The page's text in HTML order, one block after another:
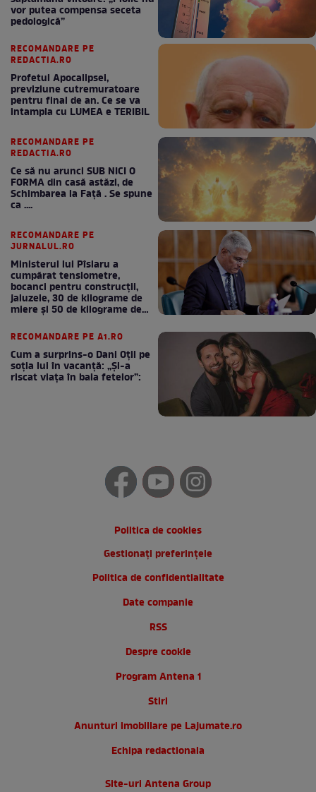
vor putea compensa seceta
pedologică”
RECOMANDARE PE
REDACTIA.RO
Profetul Apocalipsei,
previziune cutremuratoare
pentru final de an. Ce se va
intampla cu LUMEA e TERIBIL
RECOMANDARE PE
REDACTIA.RO
Ce să nu arunci SUB NICI O
FORMA din casă astăzi, de
Schimbarea la Față . Se spune
ca ....
RECOMANDARE PE
JURNALUL.RO
Ministerul lui Pîslaru a
cumpărat tensiometre,
bocanci pentru construcții,
jaluzele, 30 de kilograme de
miere și 50 de kilograme de
RECOMANDARE PE A1.RO
Cum a surprins-o Dani Oțil pe
soția lui în vacanță: „Și-a
riscat viața în baia fetelor”:
Politica de cookies
Gestionați preferințele
Politica de confidentialitate
Date companie
RSS
Despre cookie
Program Antena 1
Stiri
Anunturi imobiliare pe Lajumate.ro
Echipa redactionala
Site-uri Antena Group